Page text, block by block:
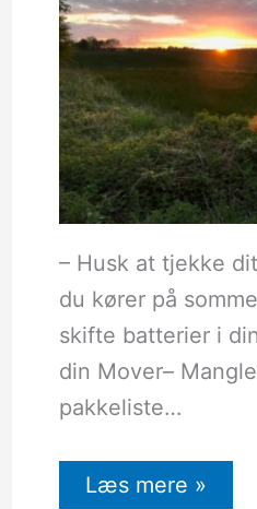
– Husk at tjekke
du kører på
skifte batterier i
din Mover–
pakkeliste…
Læs mere »